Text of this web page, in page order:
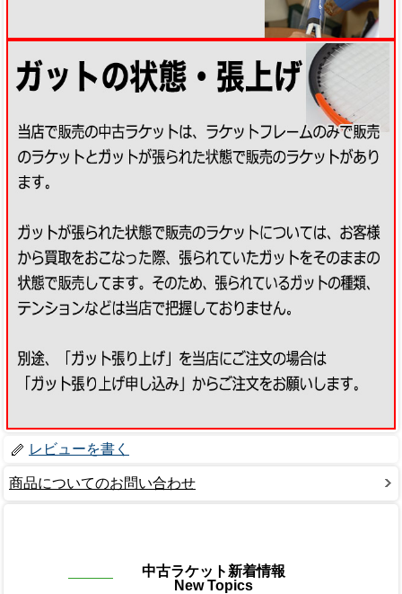
レビューを書く
商品についてのお問い合わせ
中古ラケット新着情報
New Topics